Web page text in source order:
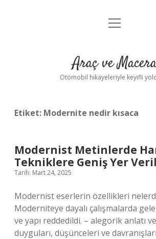
Anasayfa
Yasal Uyarı
menüyü
Araç ve
Otomobil hikayeleriyle keyifli
Etiket: Modernite nedir kısaca
Modernist Metinlerde
Tekniklere Geniş Yer
Tarih: Mart 24, 2025
Modernist eserlerin özellikleri
Moderniteye dayalı çalışmalarda
ve yapı reddedildi. – alegorik anlatı
duyguları, düşünceleri ve